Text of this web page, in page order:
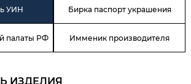
УИН Бирка паспорт украшения
палаты РФ Имменик производителя
ИЗДЕЛИЯ